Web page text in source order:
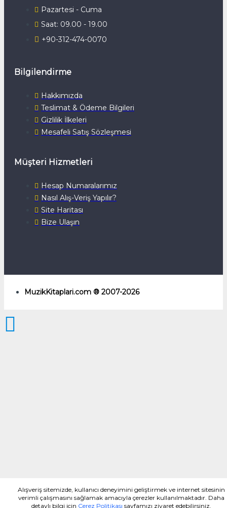
Pazartesi - Cuma
Saat: 09.00 - 19.00
+90-312-474-0070
Bilgilendirme
Hakkımızda
Teslimat & Ödeme Bilgileri
Gizlilik İlkeleri
Mesafeli Satış Sözleşmesi
Müşteri Hizmetleri
Hesap Numaralarımız
Nasıl Alış-Veriş Yapılır?
Site Haritası
Bize Ulaşın
MuzikKitaplari.com ® 2007-2026
Alışveriş sitemizde, kullanıcı deneyimini geliştirmek ve internet sitesinin
verimli çalışmasını sağlamak amacıyla çerezler kullanılmaktadır. Daha
detaylı bilgi için Çerez Politikası sayfamızı ziyaret edebilirsiniz.